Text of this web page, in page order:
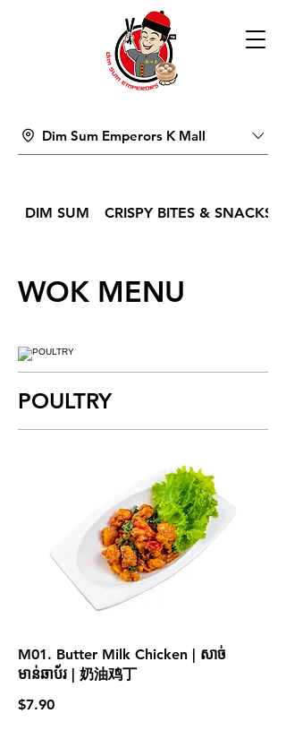
Dim Sum Emperors K Mall
DIM SUM CRISPY BITES & SNACKS
WOK MENU
POULTRY
M01. Butter Milk Chicken | សាច់
មាន់ឆាប័រ | 奶油鸡丁
$7.90